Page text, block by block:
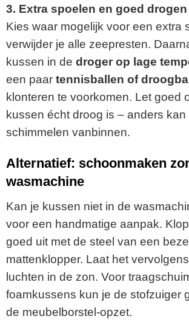
3. Extra spoelen en goed drogen
Kies waar mogelijk voor een extra
verwijder je alle zeepresten.
kussen in de droger op lage
een paar tennisballen of
klonteren te voorkomen. Let goed
kussen écht droog is – anders kan
schimmelen vanbinnen.
Alternatief: schoonmaken
wasmachine
Kan je kussen niet in de
voor een handmatige aanpak.
goed uit met de steel van een
mattenklopper. Laat het
luchten in de zon. Voor
foamkussens kun je de stofzuiger
de meubelborstel-opzet.